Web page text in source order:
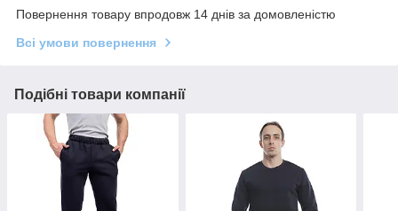
Повернення товару впродовж 14 днів за домовленістю
Всі умови повернення
Подібні товари компанії